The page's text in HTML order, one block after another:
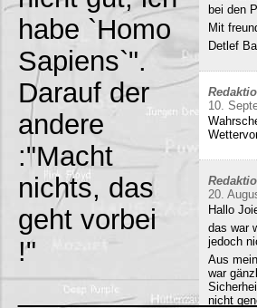
habe `Homo
Sapiens`".
Darauf der
andere
:"Macht
nichts, das
geht vorbei
!"
bei den
Mit
Detlef
10.
20.
Hallo
das war
jedoch
Aus
war
nicht